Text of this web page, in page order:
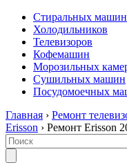
Стиральных машин
Холодильников
Телевизоров
Кофемашин
Морозильных
Сушильных машин
Посудомоечных
Главная › Ремонт
Erisson › Ремонт Erisson